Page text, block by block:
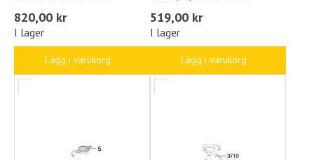
820,00 kr
I lager
Lägg i varukorg
519,00 kr
I lager
Lägg i varukorg